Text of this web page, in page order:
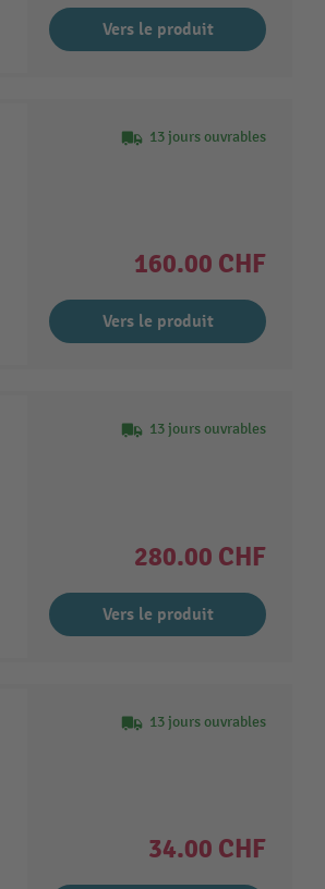
Vers le produit
13 jours ouvrables
160.00 CHF
Vers le produit
13 jours ouvrables
280.00 CHF
Vers le produit
13 jours ouvrables
34.00 CHF